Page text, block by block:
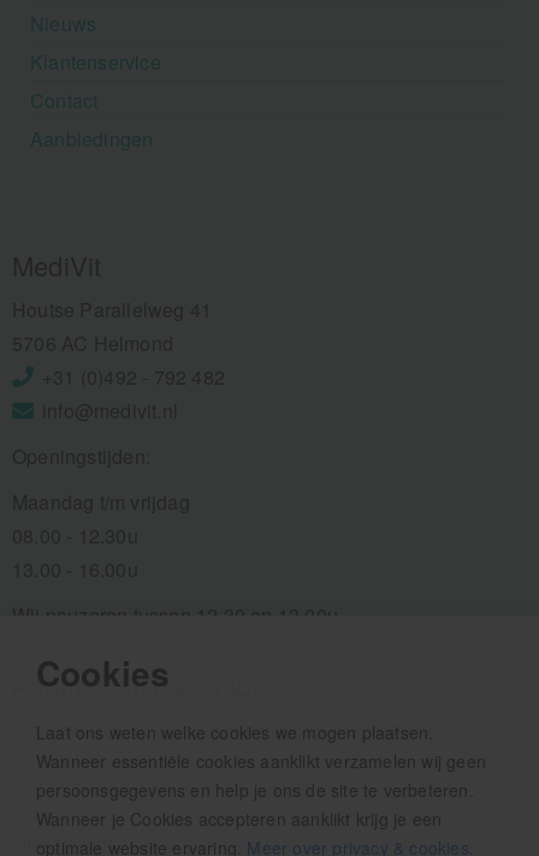
Cookies
Laat ons weten welke cookies we mogen plaatsen.
Wanneer essentiële cookies aanklikt verzamelen wij geen
persoonsgegevens en help je ons de site te verbeteren.
Wanneer je Cookies accepteren aanklikt krijg je een
optimale website ervaring. Meer over privacy & cookies
Nieuws
Klantenservice
Contact
Aanbiedingen
Wij pauzeren tussen 12.30 en 13.00u
Aanmelden nieuwsbrief
Als eerste op de hoogte zijn van het laatste nieuws: